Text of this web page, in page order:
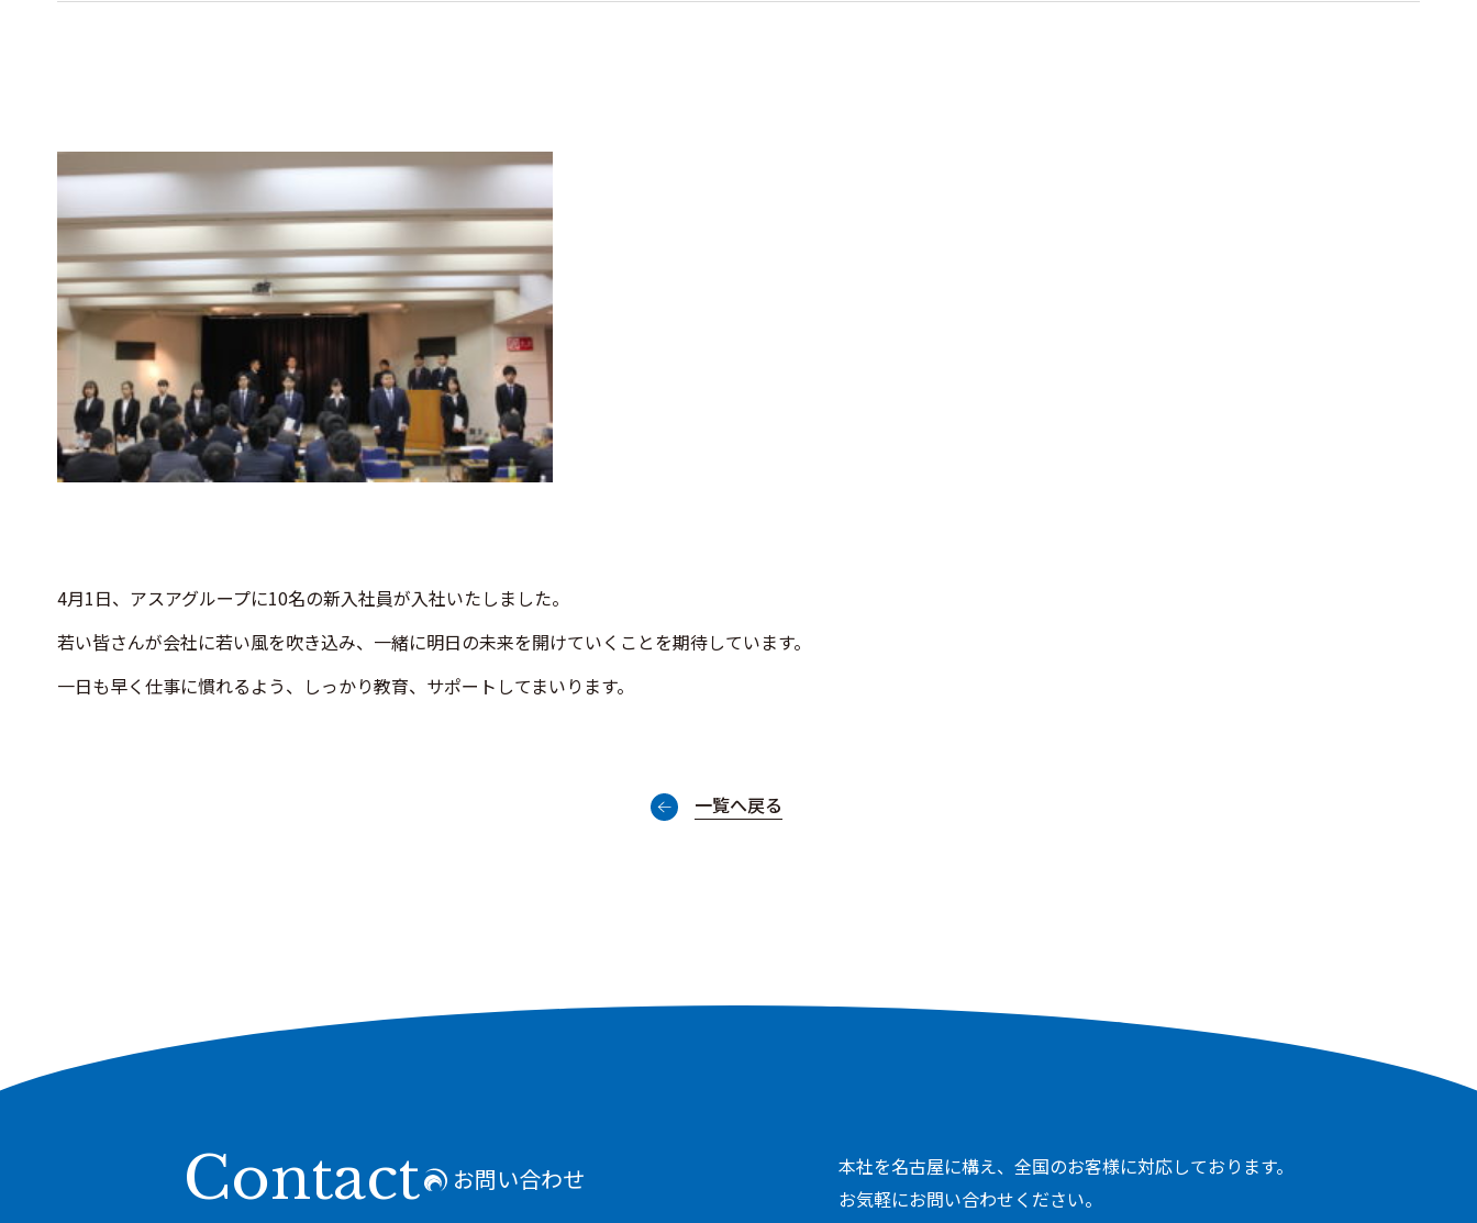
4月1日、アスアグループに10名の新入社員が入社いたしました。
若い皆さんが会社に若い風を吹き込み、一緒に明日の未来を開けていくことを期待しています。
一日も早く仕事に慣れるよう、しっかり教育、サポートしてまいります。
一覧へ戻る
Contact お問い合わせ
本社を名古屋に構え、全国のお客様に対応しております。
お気軽にお問い合わせください。